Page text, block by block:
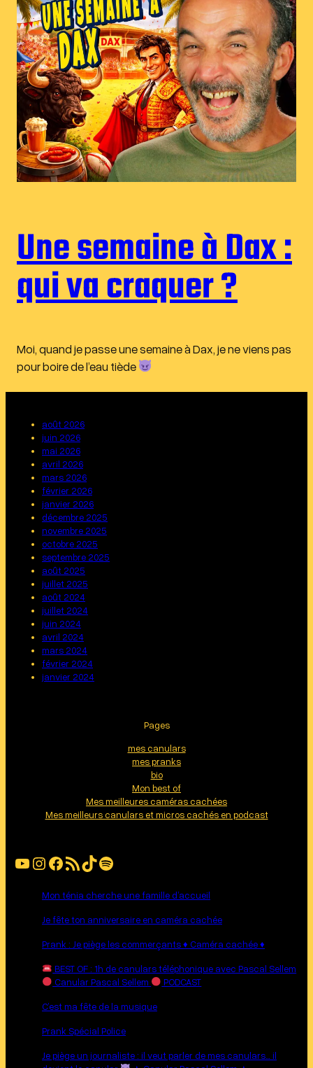
Une semaine à Dax :
qui va craquer ?
Moi, quand je passe une semaine à Dax, je ne viens pas
pour boire de l’eau tiède
août 2026
juin 2026
mai 2026
avril 2026
mars 2026
février 2026
janvier 2026
décembre 2025
novembre 2025
octobre 2025
septembre 2025
août 2025
juillet 2025
août 2024
juillet 2024
juin 2024
avril 2024
mars 2024
février 2024
janvier 2024
Pages
mes canulars
mes pranks
bio
Mon best of
Mes meilleures caméras cachées
Mes meilleurs canulars et micros cachés en podcast
YouTube Instagram Facebook Flux RSS TikTok Spotify
Mon ténia cherche une famille d’accueil
Je fête ton anniversaire en caméra cachée
Prank : Je piège les commerçants ♦︎ Caméra cachée ♦︎
BEST OF : 1h de canulars téléphonique avec Pascal Sellem
Canular Pascal Sellem
PODCAST
C’est ma fête de la musique
Prank Spécial Police
Je piège un journaliste : il veut parler de mes canulars… il